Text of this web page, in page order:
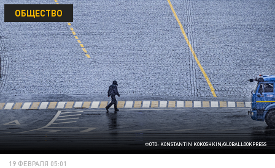
ФОТО: KONSTANTIN KOKOSHKIN/GLOBALLOOKPRESS
ОБЩЕСТВО
19 ФЕВРАЛЯ 05:01